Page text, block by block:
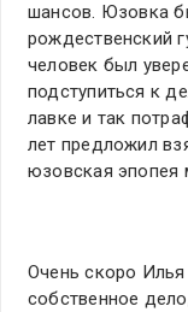
шансов. Юзовка
рождественский
человек был
подступиться к
лавке и так
лет предложил
юзовская эпопея
Очень скоро Илья
собственное